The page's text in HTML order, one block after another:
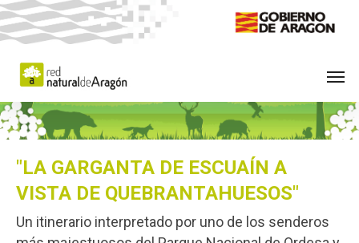
Skip
to
content
"LA GARGANTA DE ESCUAÍN A
VISTA DE QUEBRANTAHUESOS"
Un itinerario interpretado por uno de los senderos